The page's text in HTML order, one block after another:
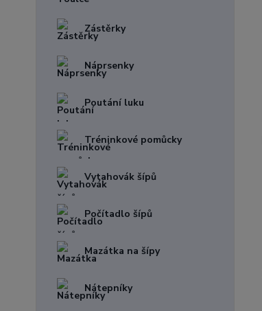
Zástěrky
Náprsenky
Poutání luku
Tréninkové pomůcky
Vytahovák šípů
Počítadlo šípů
Mazátka na šípy
Nátepníky